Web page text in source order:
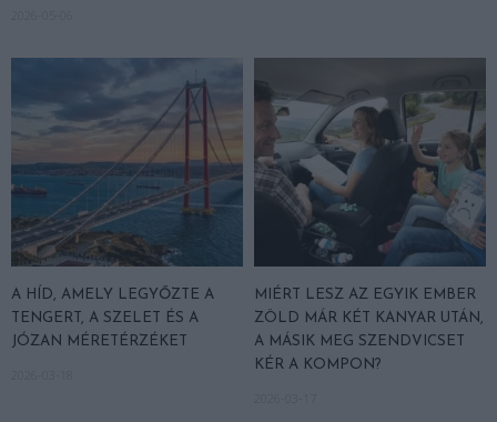
A HÍD, AMELY LEGYŐZTE A
TENGERT, A SZELET ÉS A
JÓZAN MÉRETÉRZÉKET
MIÉRT LESZ AZ EGYIK EMBER
ZÖLD MÁR KÉT KANYAR UTÁN,
A MÁSIK MEG SZENDVICSET
KÉR A KOMPON?